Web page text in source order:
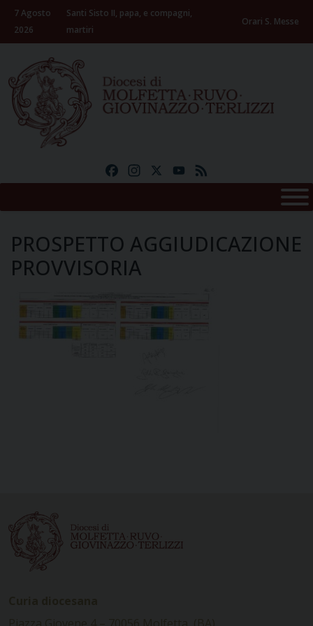
Skip
content
7 Agosto
2026
Santi Sisto II, papa, e compagni,
martiri
Orari S. Messe
FacebookInstagramYouTube
PROSPETTO AGGIUDICAZIONE
PROVVISORIA